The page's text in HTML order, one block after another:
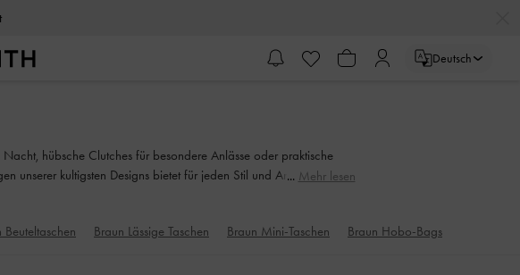
Deutsch
hübsche Clutches für besondere Anlässe oder praktische
unserer kultigsten Designs bietet für jeden Stil und Anlass etwas.
Mehr lesen
Beuteltaschen Braun Lässige Taschen Braun Mini-Taschen Braun Hobo-Bags